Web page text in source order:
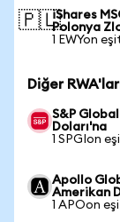
🇵🇱iShares
Polonya
1 EWYon
Diğer
S&P
Doları'na
1 SPGIon
Apollo
Amerikan
1 APOon